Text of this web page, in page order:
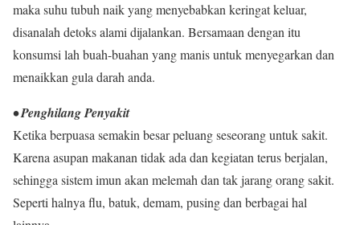
maka suhu tubuh naik yang menyebabkan keringat keluar,
disanalah detoks alami dijalankan. Bersamaan dengan itu
konsumsi lah buah-buahan yang manis untuk menyegarkan dan
menaikkan gula darah anda.
• Penghilang Penyakit
Ketika berpuasa semakin besar peluang seseorang untuk sakit.
Karena asupan makanan tidak ada dan kegiatan terus berjalan,
sehingga sistem imun akan melemah dan tak jarang orang sakit.
Seperti halnya flu, batuk, demam, pusing dan berbagai hal